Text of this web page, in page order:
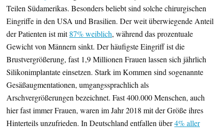
Teilen Südamerikas. Besonders beliebt sind solche chirurgischen
Eingriffe in den USA und Brasilien. Der weit überwiegende Anteil
der Patienten ist mit87% weiblich, während das prozentuale
Gewicht von Männern sinkt. Der häufigste Eingriff ist die
Brustvergrößerung, fast 1,9 Millionen Frauen lassen sich jährlich
Silikonimplantate einsetzen. Stark im Kommen sind sogenannte
Gesäßaugmentationen, umgangssprachlich als
Arschvergrößerungen bezeichnet. Fast 400.000 Menschen, auch
hier fast immer Frauen, waren im Jahr 2018 mit der Größe ihres
Hinterteils unzufrieden. In Deutschland entfallen über4% aller